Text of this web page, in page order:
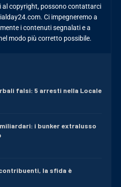
al copyright, possono contattarci
Ci impegneremo a
i contenuti segnalati e a
modo più corretto possibile.
falsi: 5 arresti nella Locale
i bunker extralusso
la sfida è